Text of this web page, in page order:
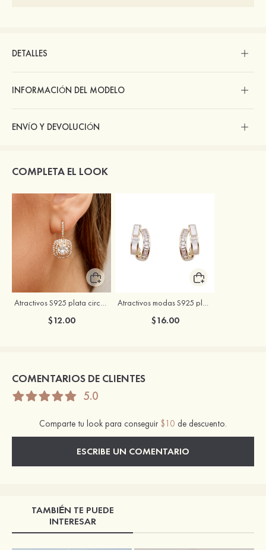
DETALLES
INFORMACIÓN DEL MODELO
ENVÍO Y DEVOLUCIÓN
COMPLETA EL LOOK
Atractivos S925 plata circón pendientes
$12.00
Atractivos modas S925 plata circón pendientes
$16.00
COMENTARIOS DE CLIENTES
5.0
Comparte tu look para conseguir $10 de descuento.
ESCRIBE UN COMENTARIO
TAMBIÉN TE PUEDE
INTERESAR